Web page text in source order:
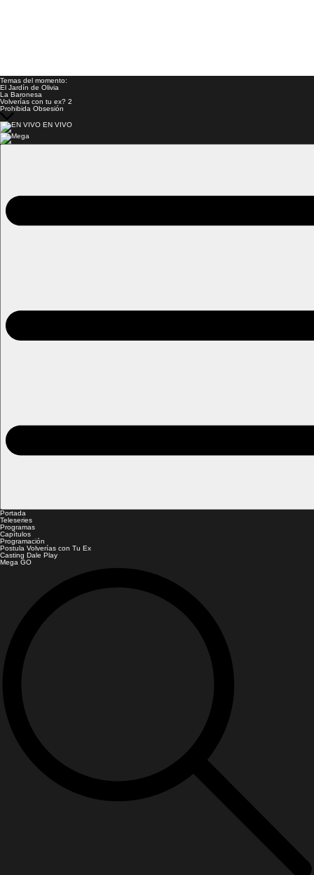
Temas del momento:
El Jardín de Olivia
La Baronesa
Volverías con tu ex? 2
Prohibida Obsesión
EN VIVO
Portada
Teleseries
Programas
Capítulos
Programación
Postula Volverías con Tu Ex
Casting Dale Play
Mega GO